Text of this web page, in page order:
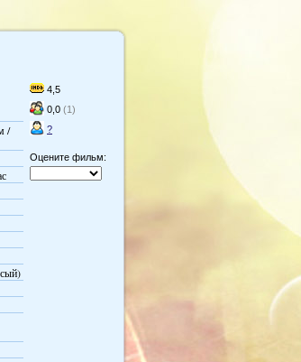
4,5
0,0 (1)
?
Оцените фильм:
/